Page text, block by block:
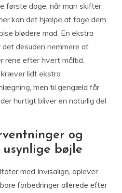
første dage, når man skifter
kan det hjælpe at tage dem
blødere mad. En ekstra
desuden nemmere at
rene efter hvert måltid.
lidt ekstra
men til gengæld får
hurtigt bliver en naturlig del
og
bøjle
med Invisalign, oplever
forbedringer allerede efter